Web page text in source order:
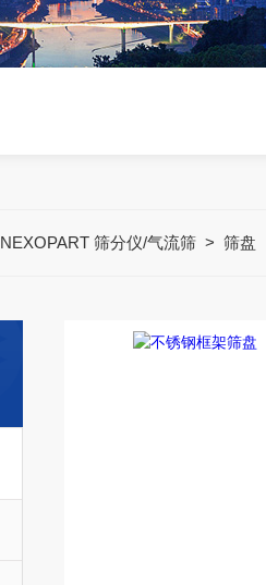
NEXOPART 筛分仪/气流筛> 筛盘